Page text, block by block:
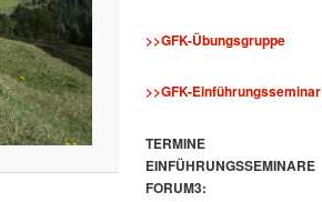
>>GFK-Übungsgruppe
>>GFK-Einführungsseminar
TERMINE
EINFÜHRUNGSSEMINARE
FORUM3: